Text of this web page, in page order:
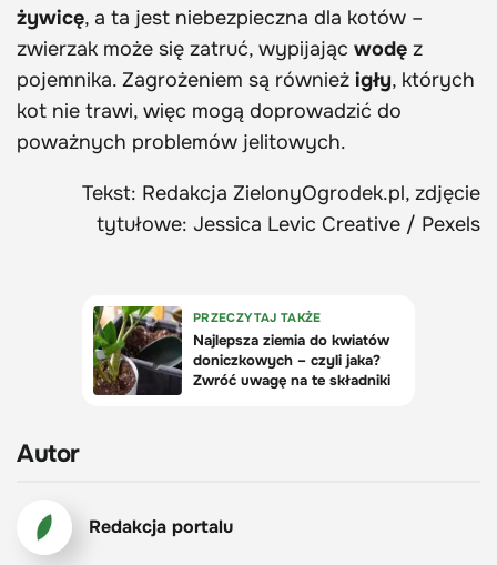
żywicę, a ta jest niebezpieczna dla kotów –
zwierzak może się zatruć, wypijając wodę z
pojemnika. Zagrożeniem są również igły, których
kot nie trawi, więc mogą doprowadzić do
poważnych problemów jelitowych.
Tekst: Redakcja ZielonyOgrodek.pl, zdjęcie
tytułowe: Jessica Levic Creative / Pexels
Autor
Redakcja portalu